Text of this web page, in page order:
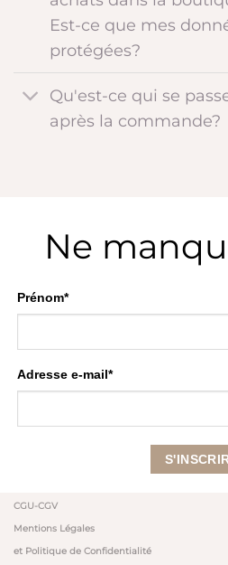
Est-ce que mes
protégées?
Qu'est-ce qui se
après la commande?
Ne
Prénom*
Adresse e-mail*
CGU-CGV
Mentions Légales
et Politique de Confidentialité